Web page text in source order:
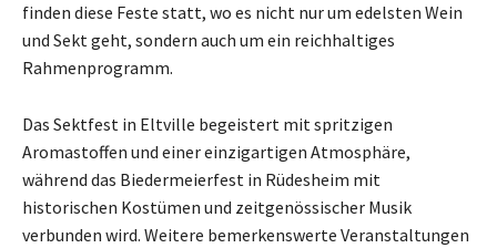
finden diese Feste statt, wo es nicht nur um edelsten Wein
und Sekt geht, sondern auch um ein reichhaltiges
Rahmenprogramm.
Das Sektfest in Eltville begeistert mit spritzigen
Aromastoffen und einer einzigartigen Atmosphäre,
während das Biedermeierfest in Rüdesheim mit
historischen Kostümen und zeitgenössischer Musik
verbunden wird. Weitere bemerkenswerte Veranstaltungen